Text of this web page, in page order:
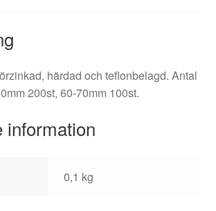
härdad och teflonbelagd. Antal
200st, 60-70mm 100st.
information
0,1 kg